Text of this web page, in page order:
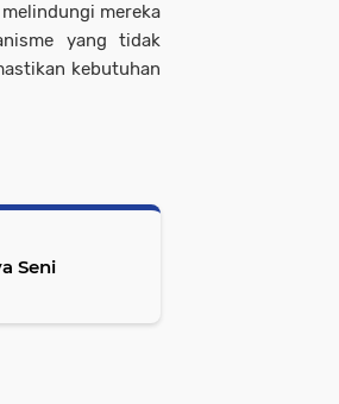
mereka
yang tidak
kebutuhan
Seni